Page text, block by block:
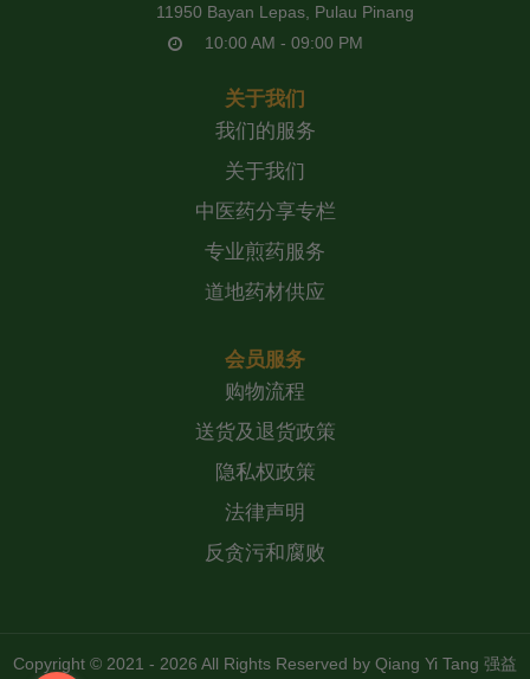
11950 Bayan Lepas, Pulau Pinang
10:00 AM - 09:00 PM
关于我们
我们的服务
关于我们
中医药分享专栏
专业煎药服务
道地药材供应
会员服务
购物流程
送货及退货政策
隐私权政策
法律声明
反贪污和腐败
Copyright © 2021 - 2026 All Rights Reserved by Qiang Yi Tang 强益